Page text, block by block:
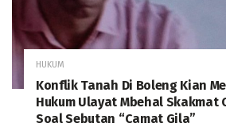
HUKUM
Konflik Tanah Di Boleng Kian
Hukum Ulayat Mbehal Skakmat
Soal Sebutan “Camat Gila”